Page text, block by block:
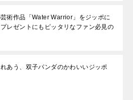
術作品「Water Warrior」をジッポに
レゼントにもピッタリなファン必見の
あう、双子パンダのかわいいジッポ